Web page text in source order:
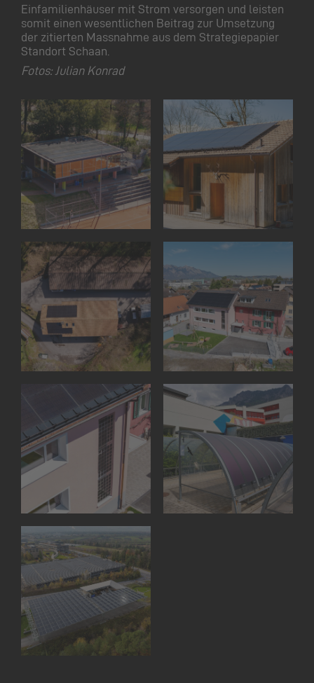
Einfamilienhäuser mit Strom versorgen und leisten
somit einen wesentlichen Beitrag zur Umsetzung
der zitierten Massnahme aus dem Strategiepapier
Standort Schaan.
Fotos: Julian Konrad